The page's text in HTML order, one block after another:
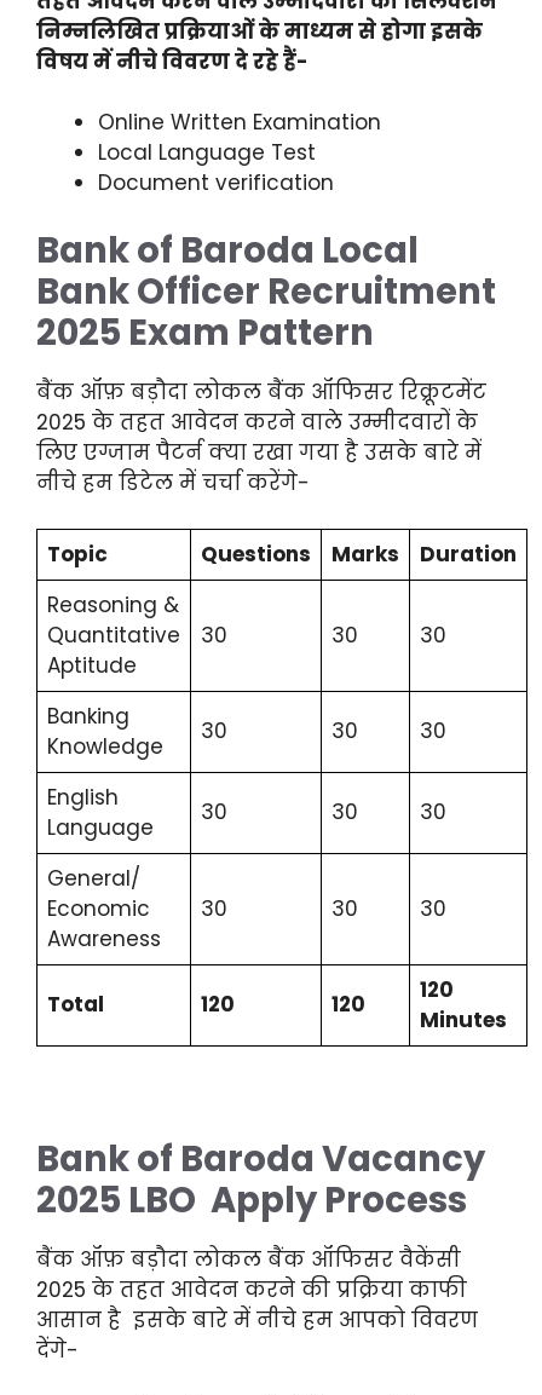
निम्नलिखित प्रक्रियाओं के माध्यम से होगा इसके
विषय में नीचे विवरण दे रहे हैं-
Online Written Examination
Local Language Test
Document verification
Bank of Baroda Local
Bank Officer Recruitment
2025 Exam Pattern
बैंक ऑफ़ बड़ौदा लोकल बैंक ऑफिसर रिक्रूटमेंट
2025 के तहत आवेदन करने वाले उम्मीदवारों के
लिए एग्जाम पैटर्न क्या रखा गया है उसके बारे में
नीचे हम डिटेल में चर्चा करेंगे-
Topic Questions Marks
Duration
Reasoning &
Quantitative
Aptitude
30 30 30
Banking
Knowledge
30 30 30
English
Language
30 30 30
General/
Economic
Awareness
30 30 30
Total 120 120
120
Minutes
Bank of Baroda Vacancy
2025 LBO Apply Process
बैंक ऑफ़ बड़ौदा लोकल बैंक ऑफिसर वैकेंसी
2025 के तहत आवेदन करने की प्रक्रिया काफी
आसान है इसके बारे में नीचे हम आपको विवरण
देंगे-